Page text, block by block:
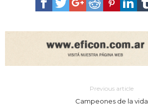
Previous article
Campeones de la vida